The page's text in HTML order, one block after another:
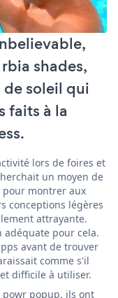
shades,
soleil qui
faits à la
lors de foires et
un moyen de
montrer aux
conceptions légères
attrayante.
pour cela.
avant de trouver
comme s'il
difficile à utiliser.
popup, ils ont